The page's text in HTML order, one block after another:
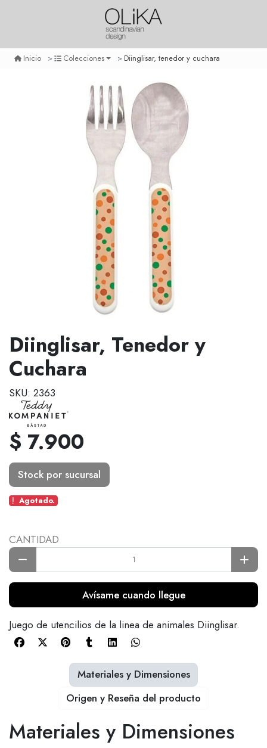
Inicio Colecciones Diinglisar, tenedor y cuchara
Diinglisar, Tenedor y
Cuchara
SKU: 2363
$ 7.900
Stock por sucursal
Agotado.
CANTIDAD
Avísame cuando llegue
Juego de utencilios de la linea de animales Diinglisar.
Materiales y Dimensiones
Materiales y Dimensiones
Origen y Reseña del producto